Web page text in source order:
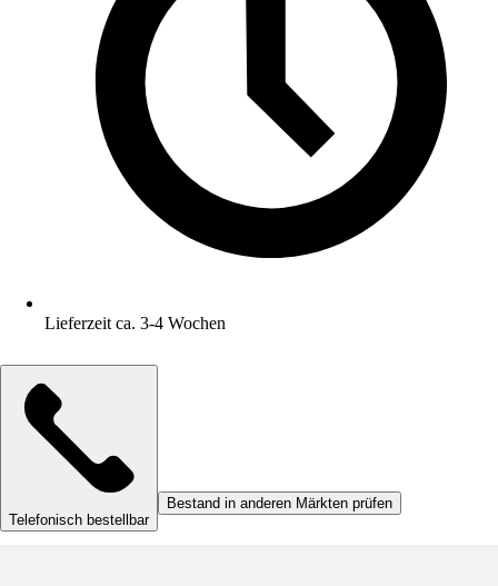
Lieferzeit ca. 3-4 Wochen
Telefonisch bestellbar
Bestand in anderen Märkten prüfen